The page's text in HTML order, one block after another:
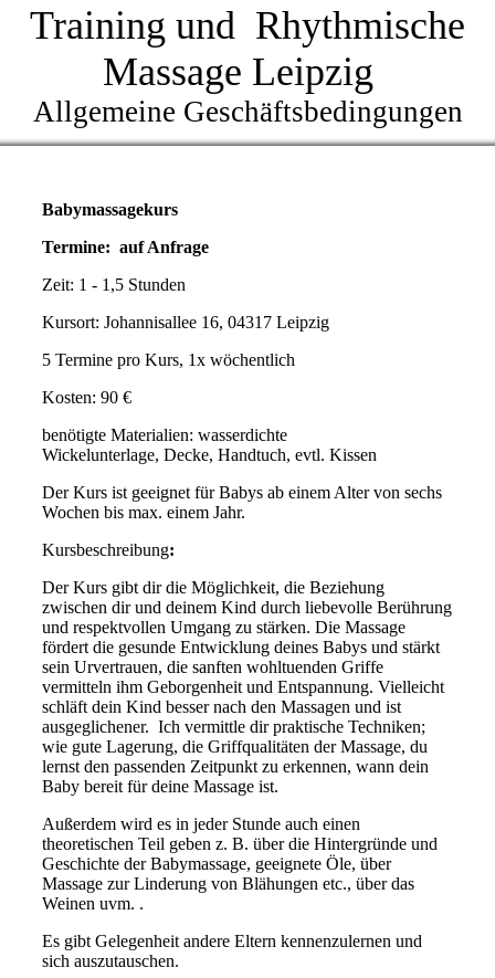
Training und Rhythmische
Massage Leipzig
Allgemeine Geschäftsbedingungen
Babymassagekurs
Termine: auf Anfrage
Zeit: 1 - 1,5 Stunden
Kursort: Johannisallee 16, 04317 Leipzig
5 Termine pro Kurs, 1x wöchentlich
Kosten: 90 €
benötigte Materialien: wasserdichte
Wickelunterlage, Decke, Handtuch, evtl. Kissen
Der Kurs ist geeignet für Babys ab einem Alter von sechs
Wochen bis max. einem Jahr.
Kursbeschreibung:
Der Kurs gibt dir die Möglichkeit, die Beziehung
zwischen dir und deinem Kind durch liebevolle Berührung
und respektvollen Umgang zu stärken. Die Massage
fördert die gesunde Entwicklung deines Babys und stärkt
sein Urvertrauen, die sanften wohltuenden Griffe
vermitteln ihm Geborgenheit und Entspannung. Vielleicht
schläft dein Kind besser nach den Massagen und ist
ausgeglichener. Ich vermittle dir praktische Techniken;
wie gute Lagerung, die Griffqualitäten der Massage, du
lernst den passenden Zeitpunkt zu erkennen, wann dein
Baby bereit für deine Massage ist.
Außerdem wird es in jeder Stunde auch einen
theoretischen Teil geben z. B. über die Hintergründe und
Geschichte der Babymassage, geeignete Öle, über
Massage zur Linderung von Blähungen etc., über das
Weinen uvm. .
Es gibt Gelegenheit andere Eltern kennenzulernen und
sich auszutauschen.